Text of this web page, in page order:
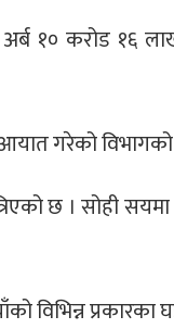
१० करोड १६
गरेको
छ । सोही
विभिन्न